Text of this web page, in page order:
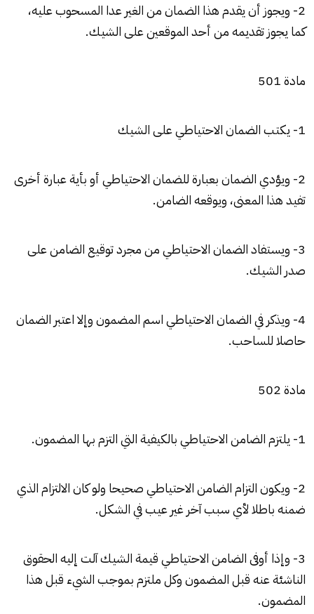
2- ويجوز أن يقدم هذا الضمان من الغير عدا المسحوب عليه،
كما يجوز تقديمه من أحد الموقعين على الشيك.
مادة 501
1- يكتب الضمان الاحتياطي على الشيك
2- ويؤدي الضمان بعبارة للضمان الاحتياطي أو بأية عبارة أخرى
تفيد هذا المعنى، ويوقعه الضامن.
3- ويستفاد الضمان الاحتياطي من مجرد توقيع الضامن على
صدر الشيك.
4- ويذكر في الضمان الاحتياطي اسم المضمون وإلا اعتبر الضمان
حاصلا للساحب.
مادة 502
1- يلتزم الضامن الاحتياطي بالكيفية التي التزم بها المضمون.
2- ويكون التزام الضامن الاحتياطي صحيحا ولو كان الالتزام الذي
ضمنه باطلا لأي سبب آخر غير عيب في الشكل.
3- وإذا أوفى الضامن الاحتياطي قيمة الشيك آلت إليه الحقوق
الناشئة عنه قبل المضمون وكل ملتزم بموجب الشيء قبل هذا
المضمون.